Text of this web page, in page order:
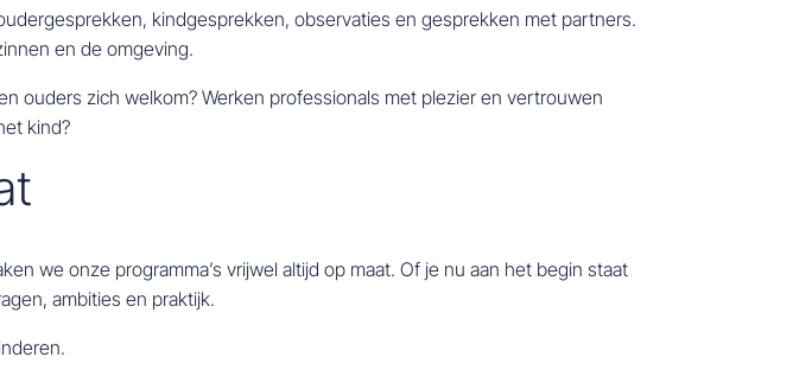
kindgesprekken, observaties en gesprekken met partners.
en de omgeving.
ouders zich welkom? Werken professionals met plezier en vertrouwen
kind?
we onze programma’s vrijwel altijd op maat. Of je nu aan het begin staat
ambities en praktijk.